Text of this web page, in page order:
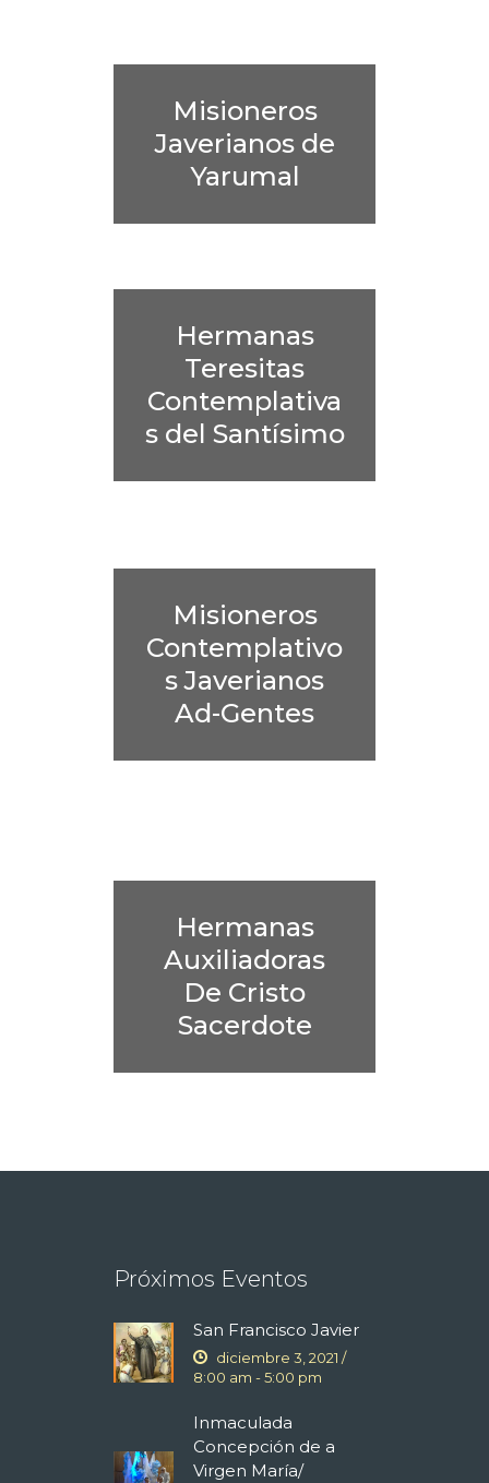
Misioneros
Javerianos de
Yarumal
Hermanas
Teresitas
Contemplativa
s del Santísimo
Misioneros
Contemplativo
s Javerianos
Ad-Gentes
Hermanas
Auxiliadoras
De Cristo
Sacerdote
Próximos Eventos
San Francisco Javier
diciembre 3, 2021 /
8:00 am -5:00 pm
Inmaculada
Concepción de a
Virgen María/